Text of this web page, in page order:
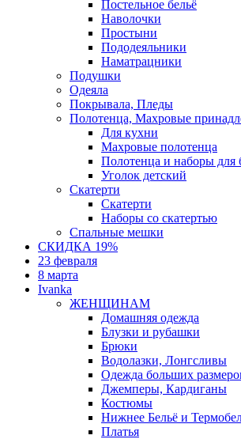
Постельное бельё
Наволочки
Простыни
Пододеяльники
Наматрацники
Подушки
Одеяла
Покрывала, Пледы
Полотенца, Махровые
Для кухни
Махровые полотенца
Полотенца и наборы для
Уголок детский
Скатерти
Скатерти
Наборы со скатертью
Спальные мешки
СКИДКА 19%
23 февраля
8 марта
Ivanka
ЖЕНЩИНАМ
Домашняя одежда
Блузки и рубашки
Брюки
Водолазки, Лонгсливы
Одежда больших
Джемперы, Кардиганы
Костюмы
Нижнее Бельё и
Платья